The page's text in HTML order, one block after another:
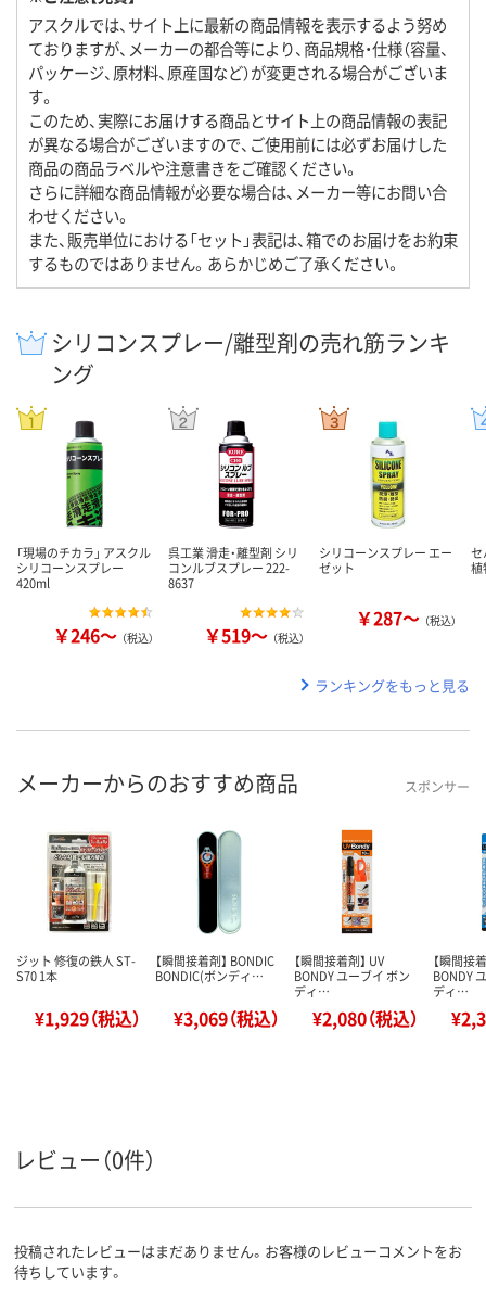
アスクルでは、サイト上に最新の商品情報を表示するよう努め
ておりますが、メーカーの都合等により、商品規格・仕様（容量、
パッケージ、原材料、原産国など）が変更される場合がございま
す。
このため、実際にお届けする商品とサイト上の商品情報の表記
が異なる場合がございますので、ご使用前には必ずお届けした
商品の商品ラベルや注意書きをご確認ください。
さらに詳細な商品情報が必要な場合は、メーカー等にお問い合
わせください。
また、販売単位における「セット」表記は、箱でのお届けをお約束
するものではありません。あらかじめご了承ください。
シリコンスプレー/離型剤の売れ筋ランキ
ング
「現場のチカラ」 アスクル
シリコーンスプレー
420ml
￥246～ （税込）
呉工業 滑走・離型剤 シリ
コンルブスプレー 222-
8637
￥519～ （税込）
シリコーンスプレー エー
ゼット
￥287～ （税込）
セ
植
ランキングをもっと見る
メーカーからのおすすめ商品 スポンサー
ジット 修復の鉄人 ST-
S70 1本
¥1,929（税込）
【瞬間接着剤】 BONDIC
BONDIC(ボンディ…
¥3,069（税込）
【瞬間接着剤】 UV
BONDY ユーブイ ボン
ディ…
¥2,080（税込）
【瞬間接
BONDY
ディ…
レビュー（0件）
投稿されたレビューはまだありません。お客様のレビューコメントをお
待ちしています。